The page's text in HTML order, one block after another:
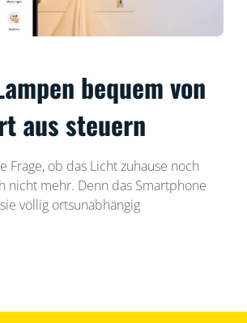
bequem von
aus steuern
Frage, ob das Licht zuhause noch
nicht mehr. Denn das Smartphone
völlig ortsunabhängig